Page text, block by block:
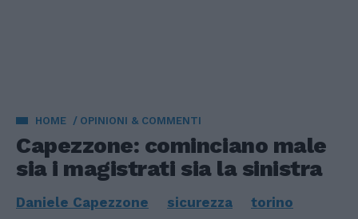
HOME OPINIONI & COMMENTI
Capezzone: cominciano male
sia i magistrati sia la sinistra
Daniele Capezzone sicurezza torino